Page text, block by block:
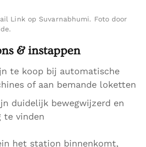
Link op Suvarnabhumi. Foto door
& instappen
te koop bij automatische
of aan bemande loketten
duidelijk bewegwijzerd en
te vinden
het station binnenkomt,